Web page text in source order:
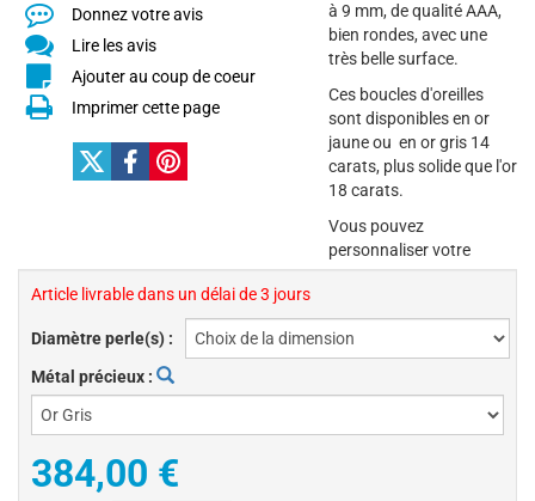
Donnez votre avis
Lire les avis
Ajouter au coup de coeur
Imprimer cette page
Article livrable dans un délai de 3 jours
Diamètre perle(s) :
Métal précieux :
384,00 €
à 9 mm, de qualité AAA,
bien rondes, avec une
très belle surface.
Ces boucles d'oreilles
sont disponibles en or
jaune ou en or gris 14
carats, plus solide que l'or
18 carats.
Vous pouvez
personnaliser votre